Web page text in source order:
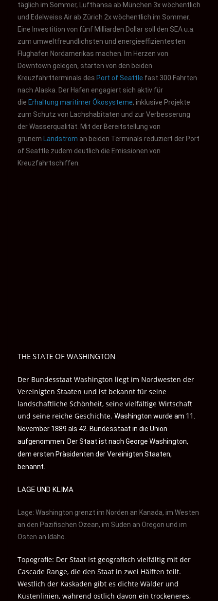
täglich im Sommer, Lufthansa ab München 3x wöchentlich
und Edelweiss Air ab Zürich 2x wöchentlich im Sommer.
Eine Investition von fünf Milliarden Dollar soll den SEA u.a.
zum umweltfreundlichsten und energieeffizientesten
Flughafen Nordamerikas machen. Im Herzen von
Downtown gelegen, starten von den beiden
Kreuzfahrtterminals des Port of Seattle fast 300 Fahrten
nach Alaska. Der Hafen engagiert sich aktiv für
die Erhaltung maritimer Ökosysteme, inklusive Projekte
zum Schutz von Lachshabitaten und zur Verbesserung
der Wasserqualität. Mit der Bereitstellung von
grünem Landstrom an beiden Terminals reduziert der Port
of Seattle zudem deutlich die Emissionen von
Kreuzfahrtschiffen.
THE STATE OF WASHINGTON
Der Bundesstaat Washington liegt im Nordwesten der
Vereinigten Staaten und ist bekannt für seine
landschaftliche Schönheit, seine vielfältige Wirtschaft
und seine reiche Geschichte. Washington wurde am 11.
November 1889 als 42. Bundesstaat in die Union
aufgenommen. Der Staat ist nach George Washington,
dem ersten Präsidenten der Vereinigten Staaten,
benannt.
LAGE UND KLIMA
Lage: Washington grenzt im Norden an Kanada, im Westen
an den Pazifischen Ozean, im Süden an Oregon und im
Osten an Idaho.
Topografie: Der Staat ist geografisch vielfältig mit der
Cascade Range, die den Staat in zwei Hälften teilt.
Westlich der Kaskaden gibt es dichte Wälder und
Küstenlinien, während östlich davon ein trockeneres,